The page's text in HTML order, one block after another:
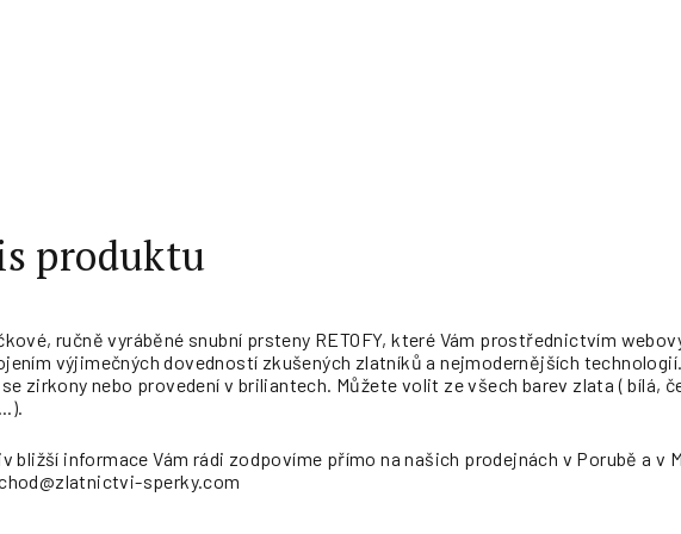
produktu
ručně vyráběné snubní prsteny RETOFY, které Vám prostřednictvím
výjimečných dovedností zkušených zlatníků a nejmodernějších
zirkony nebo provedení v briliantech. Můžete volit ze všech barev zlata ( bílá,
bližší informace Vám rádi zodpovíme přímo na našich prodejnách v Porubě a
sperky.com